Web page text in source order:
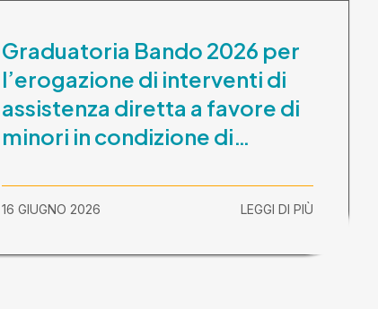
Graduatoria Bando 2026 per
l’erogazione di interventi di
assistenza diretta a favore di
minori in condizione di
sostegno elevato e molto
elevato (Misura B2) per
prestazioni socioeducative o
16 GIUGNO 2026 LEGGI DI PIÙ